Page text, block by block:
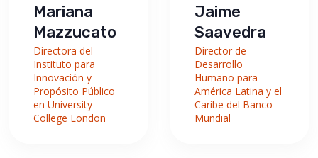
Mariana
Mazzucato
Directora del
Instituto para
Innovación y
Propósito Público
en University
College London
Jaime
Saavedra
Director de
Desarrollo
Humano para
América Latina y el
Caribe del Banco
Mundial